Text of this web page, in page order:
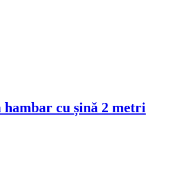
hambar cu șină 2 metri